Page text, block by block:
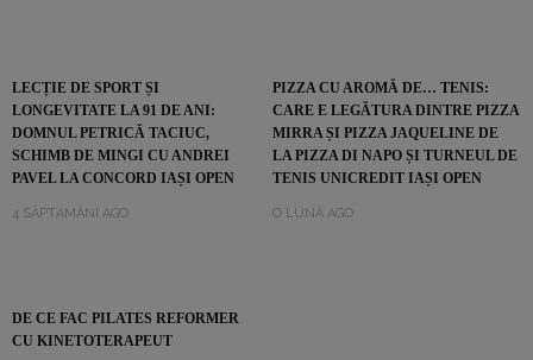
LECȚIE DE SPORT ȘI
LONGEVITATE LA 91 DE ANI:
DOMNUL PETRICĂ TACIUC,
SCHIMB DE MINGI CU ANDREI
PAVEL LA CONCORD IAȘI OPEN
4 SĂPTĂMÂNI AGO
PIZZA CU AROMĂ DE… TENIS:
CARE E LEGĂTURA DINTRE PIZZA
MIRRA ȘI PIZZA JAQUELINE DE
LA PIZZA DI NAPO ȘI TURNEUL DE
TENIS UNICREDIT IAȘI OPEN
O LUNĂ AGO
DE CE FAC PILATES REFORMER
CU KINETOTERAPEUT